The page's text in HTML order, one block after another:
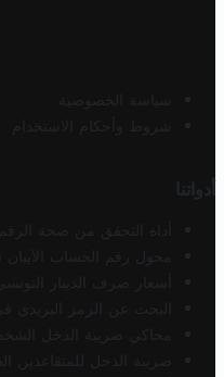
سياسة الخصوصية
شروط وأحكام الاستخدام
أدواتنا
أداة التحقق من صحة
محول رقم الحساب
أسعار صرف الدينار
البحث عن الرمز البريدي
محاكي ضريبة الدخل
ضريبة الدخل للمتقاعدين